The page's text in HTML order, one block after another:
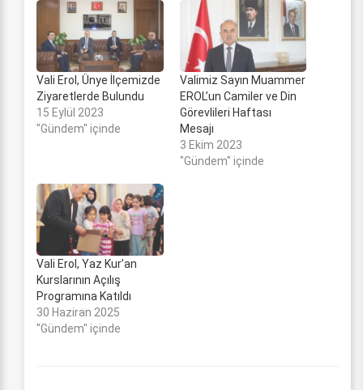
Vali Erol, Ünye İlçemizde
Ziyaretlerde Bulundu
15 Eylül 2023
"Gündem" içinde
Valimiz Sayın Muammer
EROL’un Camiler ve Din
Görevlileri Haftası
Mesajı
3 Ekim 2023
"Gündem" içinde
Vali Erol, Yaz Kur’an
Kurslarının Açılış
Programına Katıldı
30 Haziran 2025
"Gündem" içinde